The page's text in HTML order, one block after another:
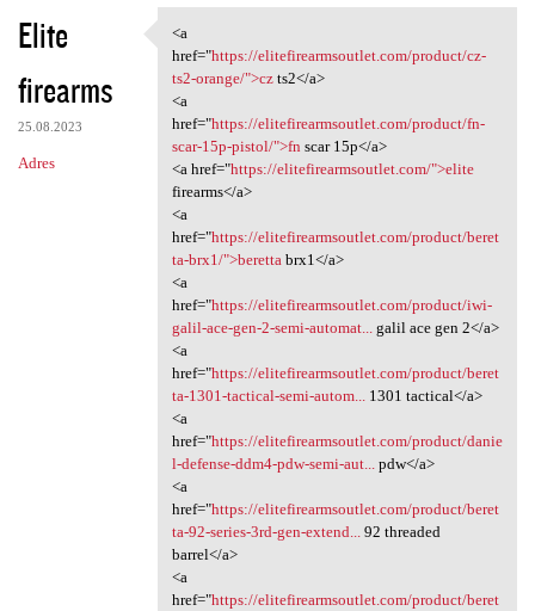
Elite
firearms
25.08.2023
Adres
<a href="https:/
<a
href="https://elitefirearmsoutlet.com/product/cz-
ts2-orange/">czts2</a>
<a
href="https://elitefirearmsoutlet.com/product/fn-
scar-15p-pistol/">fn scar 15p</a>
<a href="https://elitefirearmsoutlet.com/">elite
firearms</a>
<a
href="https://elitefirearmsoutlet.com/product/beret
ta-brx1/">beretta brx1</a>
<a
href="https://elitefirearmsoutlet.com/product/iwi-
galil-ace-gen-2-semi-automat...
galil ace gen 2</a>
<a
href="https://elitefirearmsoutlet.com/product/beret
ta-1301-tactical-semi-autom...
1301 tactical</a>
<a
href="https://elitefirearmsoutlet.com/product/danie
l-defense-ddm4-pdw-semi-aut...
pdw</a>
<a
href="https://elitefirearmsoutlet.com/product/beret
ta-92-series-3rd-gen-extend...
92 threaded
barrel</a>
<a
href="https://elitefirearmsoutlet.com/product/beret